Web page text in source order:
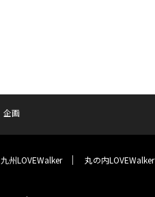
企画
九州LOVEWalker 丸の内LOVEWalker